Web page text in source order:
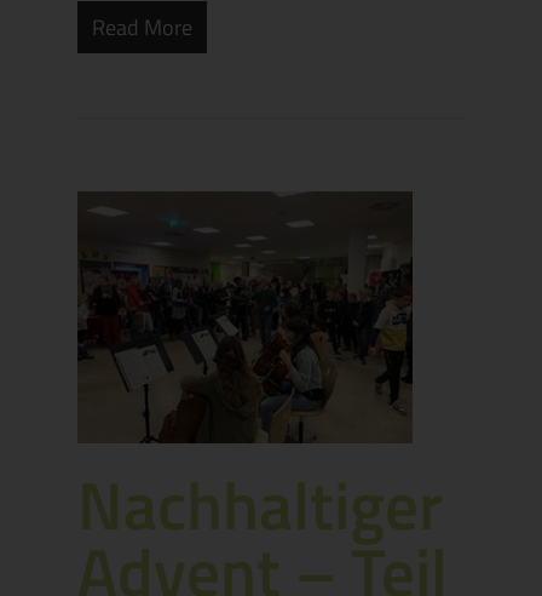
Read More
Nachhaltiger
Advent – Teil